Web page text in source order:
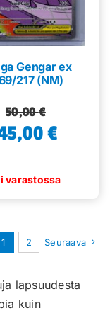
Gengar ex
217 (NM)
50,00€
Alkuperäinen
hinta€
Nykyinen
hinta
1 2 Seuraava
lapsuudesta
kuin